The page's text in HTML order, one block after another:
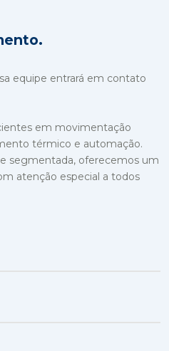
equipe entrará em contato
em movimentação
térmico e automação.
segmentada, oferecemos um
atenção especial a todos